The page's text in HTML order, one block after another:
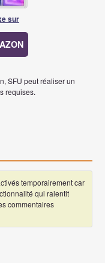
sur
SFU peut réaliser un
requises.
temporairement car
qui ralentit
commentaires